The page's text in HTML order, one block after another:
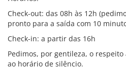
Check-out: das 08h às 12h
pronto para a saída com 10
Check-in: a partir das 16h
Pedimos, por gentileza, o
ao horário de silêncio.